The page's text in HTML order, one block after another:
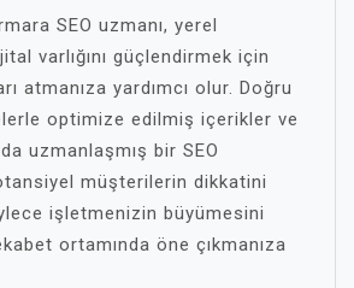
SEO uzmanı, yerel
varlığını güçlendirmek için
atmanıza yardımcı olur. Doğru
optimize edilmiş içerikler ve
uzmanlaşmış bir SEO
müşterilerin dikkatini
işletmenizin büyümesini
ortamında öne çıkmanıza